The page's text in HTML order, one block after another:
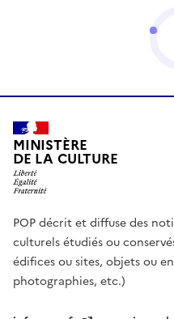
MINISTÈRE
DE LA CULTURE
POP décrit et diffuse des
culturels étudiés ou
édifices ou sites, objets ou
photographies, etc.)